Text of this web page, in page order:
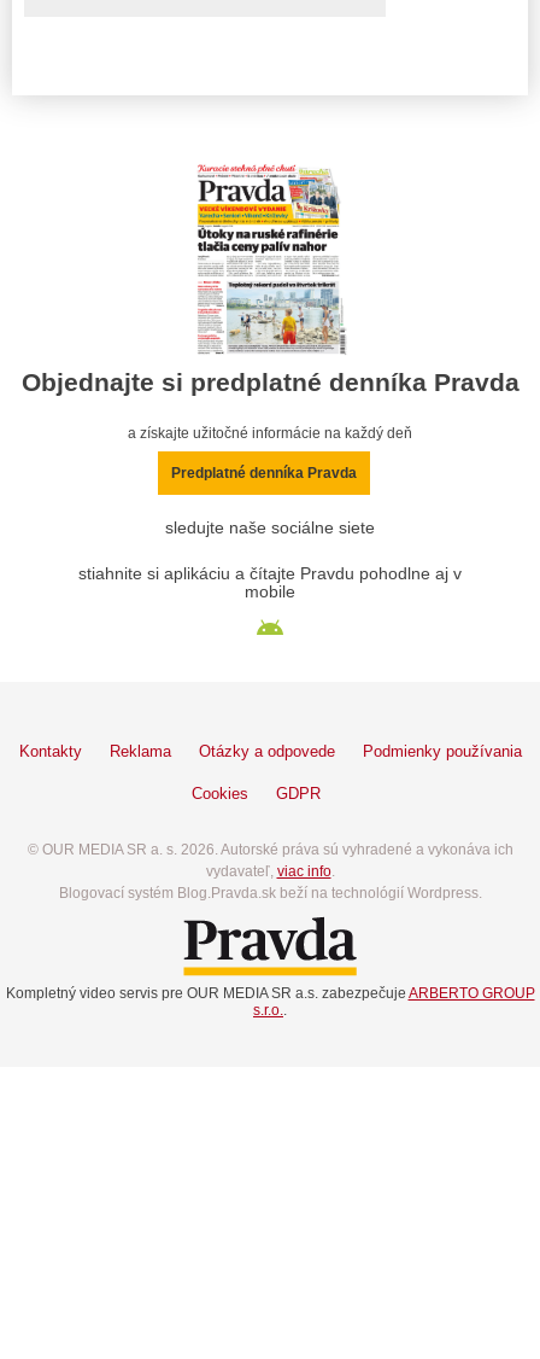
Objednajte si predplatné denníka Pravda
a získajte užitočné informácie na každý deň
Predplatné denníka Pravda
sledujte naše sociálne siete
stiahnite si aplikáciu a čítajte Pravdu pohodlne aj v
mobile
Kontakty Reklama Otázky a odpovede Podmienky používania
Cookies GDPR
© OUR MEDIA SR a. s. 2026. Autorské práva sú vyhradené a vykonáva ich
vydavateľ, viac info.
Blogovací systém Blog.Pravda.sk beží na technológií Wordpress.
Kompletný video servis pre OUR MEDIA SR a.s. zabezpečuje ARBERTO GROUP
s.r.o..